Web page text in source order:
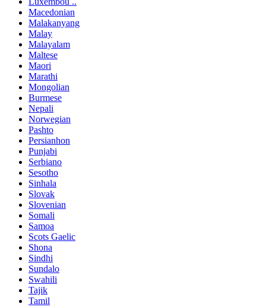
Macedonian
Malakanyang
Malay
Malayalam
Maltese
Maori
Marathi
Mongolian
Burmese
Nepali
Norwegian
Pashto
Persianhon
Punjabi
Serbiano
Sesotho
Sinhala
Slovak
Slovenian
Somali
Samoa
Scots Gaelic
Shona
Sindhi
Sundalo
Swahili
Tajik
Tamil